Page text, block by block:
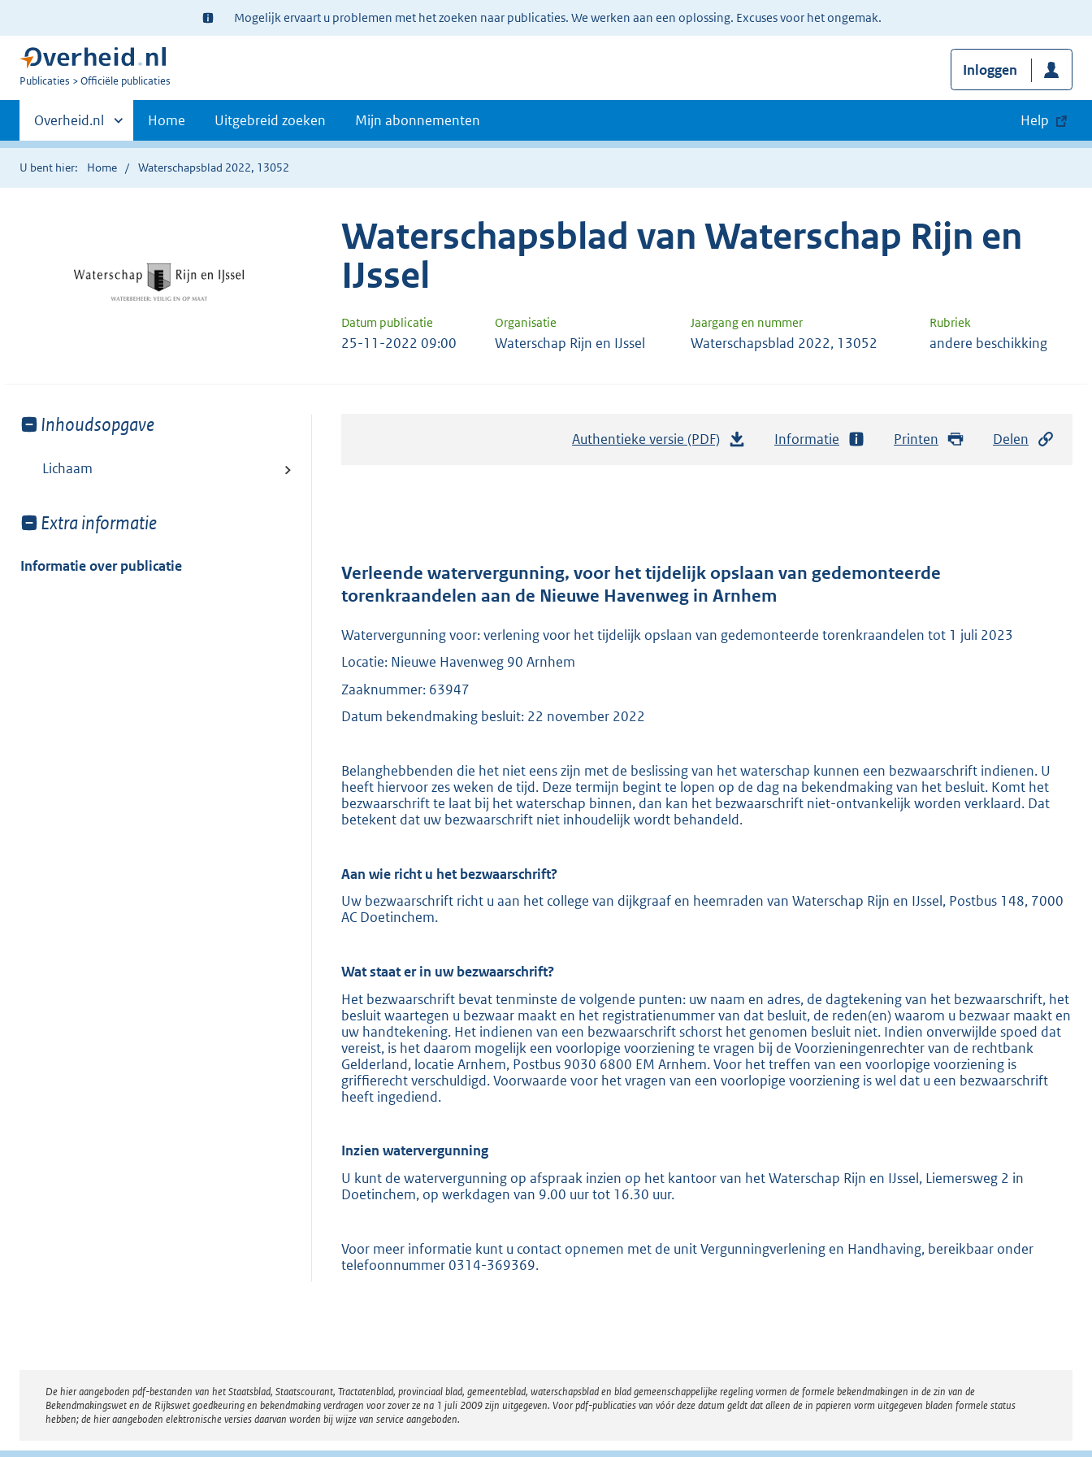
Ter
informatie:
Mogelijk ervaart u problemen met het zoeken naar publicaties. We werken aan een oplossing. Excuses voor het ongemak.
U
Publicaties Officiële publicaties
Inloggen
Primaire
navigatie
Andere
sites
binnen
Overheid.nl Home Uitgebreid zoeken Mijn abonnementen Help
U bent hier: Home Waterschapsblad 2022, 13052
Waterschapsblad van Waterschap Rijn en
IJssel
Datum publicatie Organisatie Jaargang en nummer Rubriek
25-11-2022 09:00 Waterschap Rijn en IJssel Waterschapsblad 2022, 13052 andere beschikking
Toon
van:
Inhoudsopgave
Lichaam
Toon
van:
Extra informatie
Informatie over publicatie
Authentieke versie (PDF)
d
s
r
:
2
0
Informatie Printen Delen
Verleende watervergunning, voor het tijdelijk opslaan van gedemonteerde
torenkraandelen aan de Nieuwe Havenweg in Arnhem
Watervergunning voor: verlening voor het tijdelijk opslaan van gedemonteerde torenkraandelen tot 1 juli 2023
Locatie: Nieuwe Havenweg 90 Arnhem
Zaaknummer: 63947
Datum bekendmaking besluit: 22 november 2022
Belanghebbenden die het niet eens zijn met de beslissing van het waterschap kunnen een bezwaarschrift indienen. U
heeft hiervoor zes weken de tijd. Deze termijn begint te lopen op de dag na bekendmaking van het besluit. Komt het
bezwaarschrift te laat bij het waterschap binnen, dan kan het bezwaarschrift niet-ontvankelijk worden verklaard. Dat
betekent dat uw bezwaarschrift niet inhoudelijk wordt behandeld.
Aan wie richt u het bezwaarschrift?
Uw bezwaarschrift richt u aan het college van dijkgraaf en heemraden van Waterschap Rijn en IJssel, Postbus 148, 7000
AC Doetinchem.
Wat staat er in uw bezwaarschrift?
Het bezwaarschrift bevat tenminste de volgende punten: uw naam en adres, de dagtekening van het bezwaarschrift, het
besluit waartegen u bezwaar maakt en het registratienummer van dat besluit, de reden(en) waarom u bezwaar maakt en
uw handtekening. Het indienen van een bezwaarschrift schorst het genomen besluit niet. Indien onverwijlde spoed dat
vereist, is het daarom mogelijk een voorlopige voorziening te vragen bij de Voorzieningenrechter van de rechtbank
Gelderland, locatie Arnhem, Postbus 9030 6800 EM Arnhem. Voor het treffen van een voorlopige voorziening is
griffierecht verschuldigd. Voorwaarde voor het vragen van een voorlopige voorziening is wel dat u een bezwaarschrift
heeft ingediend.
Inzien watervergunning
U kunt de watervergunning op afspraak inzien op het kantoor van het Waterschap Rijn en IJssel, Liemersweg 2 in
Doetinchem, op werkdagen van 9.00 uur tot 16.30 uur.
Voor meer informatie kunt u contact opnemen met de unit Vergunningverlening en Handhaving, bereikbaar onder
telefoonnummer 0314-369369.
Disclaimer
De hier aangeboden pdf-bestanden van het Staatsblad, Staatscourant, Tractatenblad, provinciaal blad, gemeenteblad, waterschapsblad en blad gemeenschappelijke regeling vormen de formele bekendmakingen in de zin van de
Bekendmakingswet en de Rijkswet goedkeuring en bekendmaking verdragen voor zover ze na 1 juli 2009 zijn uitgegeven. Voor pdf-publicaties van vóór deze datum geldt dat alleen de in papieren vorm uitgegeven bladen formele status
hebben; de hier aangeboden elektronische versies daarvan worden bij wijze van service aangeboden.